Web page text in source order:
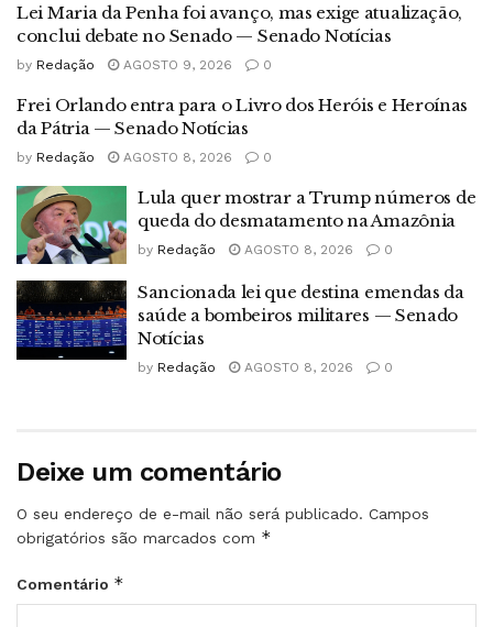
Lei Maria da Penha foi avanço, mas exige atualização,
conclui debate no Senado — Senado Notícias
by Redação AGOSTO 9, 2026 0
Frei Orlando entra para o Livro dos Heróis e Heroínas
da Pátria — Senado Notícias
by Redação AGOSTO 8, 2026 0
Lula quer mostrar a Trump números de
queda do desmatamento na Amazônia
by Redação AGOSTO 8, 2026 0
Sancionada lei que destina emendas da
saúde a bombeiros militares — Senado
Notícias
by Redação AGOSTO 8, 2026 0
Deixe um comentário
O seu endereço de e-mail não será publicado. Campos
obrigatórios são marcados com *
Comentário *